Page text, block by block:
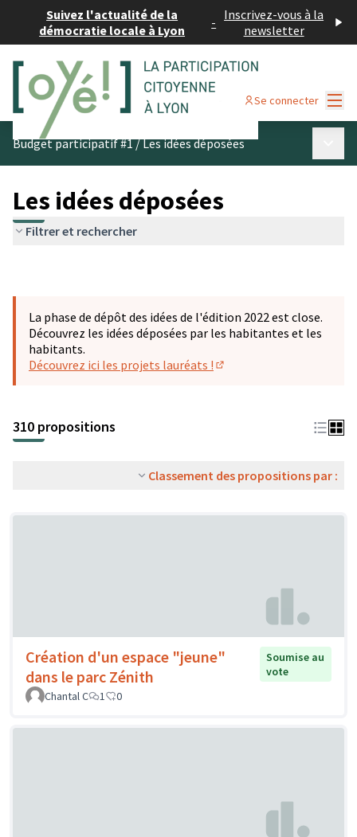
Suivez l'actualité de la
démocratie locale à Lyon
- Inscrivez-vous à la
newsletter
Se connecter
Budget participatif #1/Les idées déposées
Les idées déposées
Filtrer et rechercher
La phase de dépôt des idées de l'édition 2022 est close.
Découvrez les idées déposées par les habitantes et les
habitants.
Découvrez ici les projets lauréats !
310 propositions
Classement des propositions par :
Création d'un espace "jeune"
dans le parc Zénith
Soumise au
vote
Chantal C
1 0